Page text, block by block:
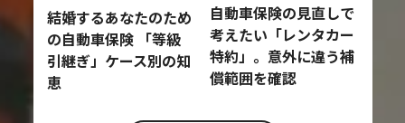
結婚するあなたのため
の自動車保険 「等級
引継ぎ」ケース別の知
恵
自動車保険の見直しで
考えたい「レンタカー
特約」。意外に違う補
償範囲を確認